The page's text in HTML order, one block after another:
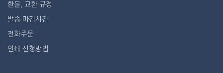
환불, 교환 규정
발송 마감시간
전화주문
인쇄 신청방법